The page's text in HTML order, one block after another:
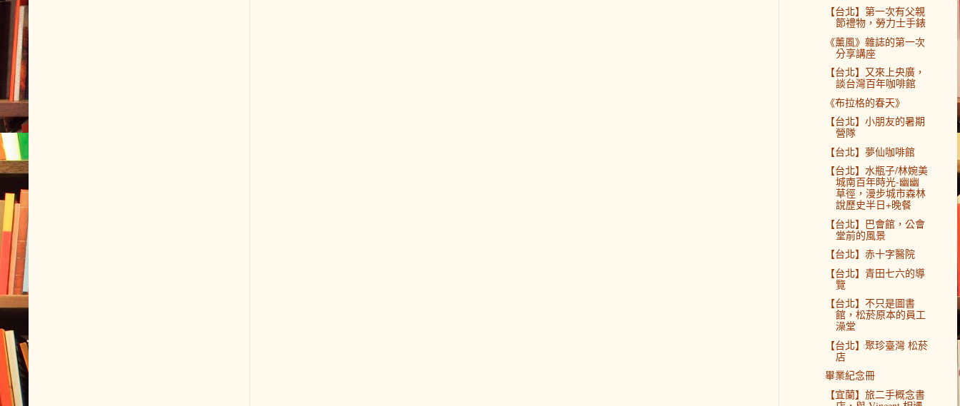
【台北】第一次有父親
節禮物，勞力士手錶
《薰風》雜誌的第一次
分享講座
【台北】又來上央廣，
談台灣百年咖啡館
《布拉格的春天》
【台北】小朋友的暑期
營隊
【台北】夢仙咖啡館
【台北】水瓶子/林婉美
城南百年時光-幽幽
草徑，漫步城市森林
說歷史半日+晚餐
【台北】巴會館，公會
堂前的風景
【台北】赤十字醫院
【台北】青田七六的導
覽
【台北】不只是圖書
館，松菸原本的員工
澡堂
【台北】聚珍臺灣 松菸
店
畢業紀念冊
【宜蘭】旅二手概念書